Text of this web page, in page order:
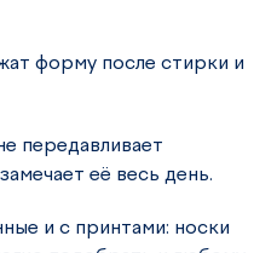
форму после стирки и
передавливает
её весь день.
и с принтами: носки